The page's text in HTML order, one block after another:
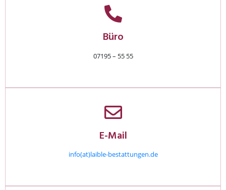
Büro
07195 – 55 55
E-Mail
info(at)laible-bestattungen.de